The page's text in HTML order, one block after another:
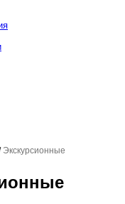
Экскурсионные